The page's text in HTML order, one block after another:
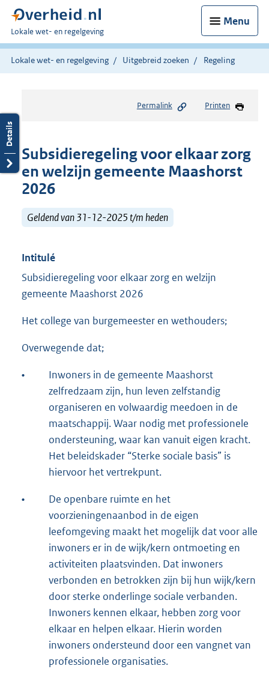
Menu
U
bent
hier:
Lokale wet- en regelgeving
Lokale wet- en regelgeving Uitgebreid zoeken Regeling
Permalink Printen
Subsidieregeling voor elkaar zorg
en welzijn gemeente Maashorst
2026
Geldend van 31-12-2025 t/m heden
Intitulé
Subsidieregeling voor elkaar zorg en welzijn
gemeente Maashorst 2026
Het college van burgemeester en wethouders;
Overwegende dat;
•
Inwoners in de gemeente Maashorst
zelfredzaam zijn, hun leven zelfstandig
organiseren en volwaardig meedoen in de
maatschappij. Waar nodig met professionele
ondersteuning, waar kan vanuit eigen kracht.
Het beleidskader “Sterke sociale basis” is
hiervoor het vertrekpunt.
•
De openbare ruimte en het
voorzieningenaanbod in de eigen
leefomgeving maakt het mogelijk dat voor alle
inwoners er in de wijk/kern ontmoeting en
activiteiten plaatsvinden. Dat inwoners
verbonden en betrokken zijn bij hun wijk/kern
door sterke onderlinge sociale verbanden.
Inwoners kennen elkaar, hebben zorg voor
elkaar en helpen elkaar. Hierin worden
inwoners ondersteund door een vangnet van
professionele organisaties.